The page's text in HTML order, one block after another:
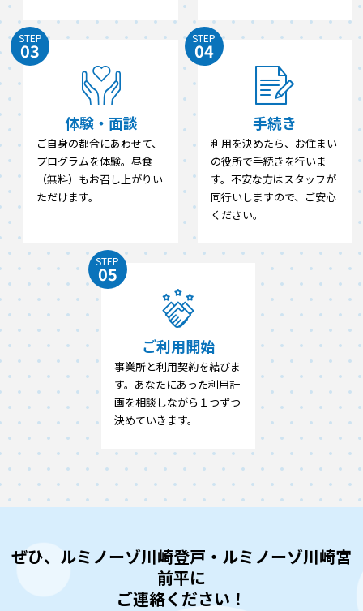
STEP
03
体験・面談
ご自身の都合にあわせて、
プログラムを体験。昼食
（無料）もお召し上がりい
ただけます。
STEP
04
手続き
利用を決めたら、お住まい
の役所で手続きを行いま
す。不安な方はスタッフが
同行いしますので、ご安心
ください。
STEP
05
ご利用開始
事業所と利用契約を結びま
す。あなたにあった利用計
画を相談しながら１つずつ
決めていきます。
ぜひ、ルミノーゾ川崎登戸・ルミノーゾ川崎宮
前平に
ご連絡ください！